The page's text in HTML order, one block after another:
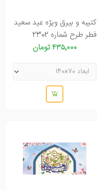
کتیبه و بیرق ویژه عید سعید
فطر طرح شماره 2302
۴۳۵٬۰۰۰ تومان